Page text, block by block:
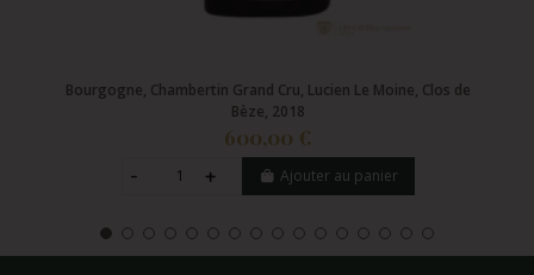
Bourgogne, Chambertin Grand Cru, Lucien Le Moine, Clos de
Bèze, 2018
600,00 €
Ajouter au panier